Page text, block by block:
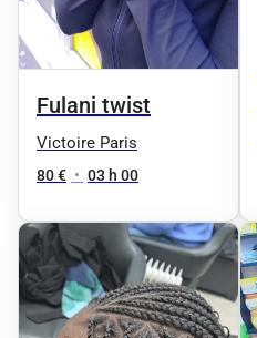
Fulani twist
Victoire Paris
80 € • 03 h 00